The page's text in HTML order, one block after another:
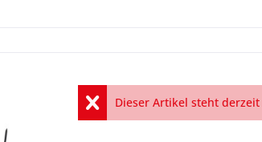
Dieser Artikel steht